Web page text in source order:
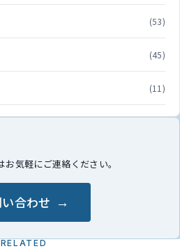
(53)
(45)
(11)
気軽にご連絡ください。
合わせ
RELATED